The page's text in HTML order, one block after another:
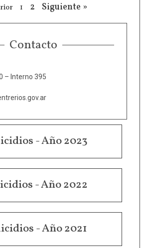
1 2 Siguiente »
Contacto
– Interno 395
- Año 2023
- Año 2022
- Año 2021